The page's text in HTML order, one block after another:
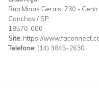
Rua Minas Gerais, 730 -
Conchas / SP
18570-000
Site: https://
Telefone: (14) 3845-2630